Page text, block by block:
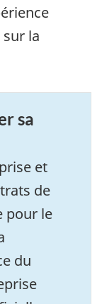
la
sa
et
de
pour le
du